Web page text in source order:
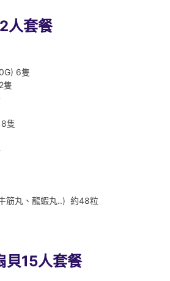
人套餐
6隻
隻
隻
筋丸、龍蝦丸..) 約48粒
貝15人套餐